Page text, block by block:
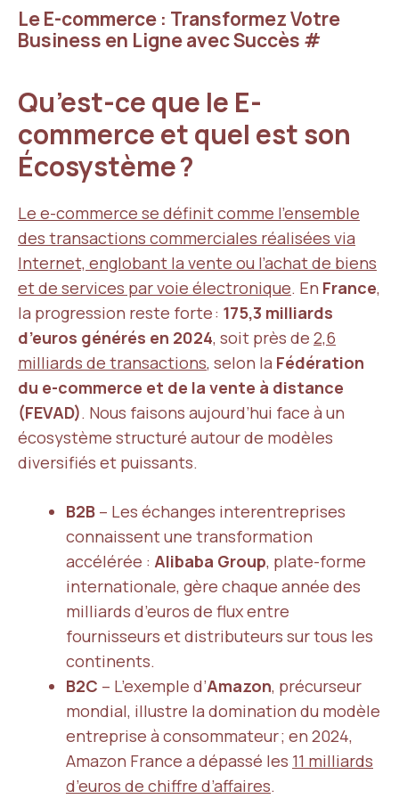
Le E-commerce : Transformez Votre
Business en Ligne avec Succès #
Qu’est-ce que le E-
commerce et quel est son
Écosystème ?
Le e-commerce se définit comme l’ensemble
des transactions commerciales réalisées via
Internet, englobant la vente ou l’achat de biens
et de services par voie électronique. En France,
la progression reste forte : 175,3 milliards
d’euros générés en 2024, soit près de 2,6
milliards de transactions, selon la Fédération
du e-commerce et de la vente à distance
(FEVAD). Nous faisons aujourd’hui face à un
écosystème structuré autour de modèles
diversifiés et puissants.
B2B – Les échanges interentreprises
connaissent une transformation
accélérée : Alibaba Group, plate-forme
internationale, gère chaque année des
milliards d’euros de flux entre
fournisseurs et distributeurs sur tous les
continents.
B2C – L’exemple d’Amazon, précurseur
mondial, illustre la domination du modèle
entreprise à consommateur ; en 2024,
Amazon France a dépassé les 11 milliards
d’euros de chiffre d’affaires.